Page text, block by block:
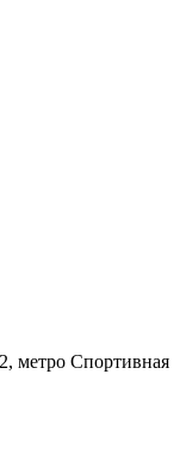
метро Спортивная